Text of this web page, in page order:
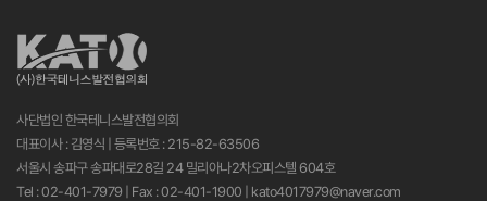
사단법인 한국테니스발전협의회
대표이사 : 김영식 | 등록번호 : 215-82-63506
서울시 송파구 송파대로28길 24 밀리아나2차오피스텔 604호
Tel : 02-401-7979 | Fax : 02-401-1900 | kato4017979@naver.com